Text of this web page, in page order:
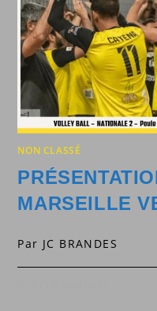
NON CLASSÉ
MARSEILLE
Par JC BRANDES